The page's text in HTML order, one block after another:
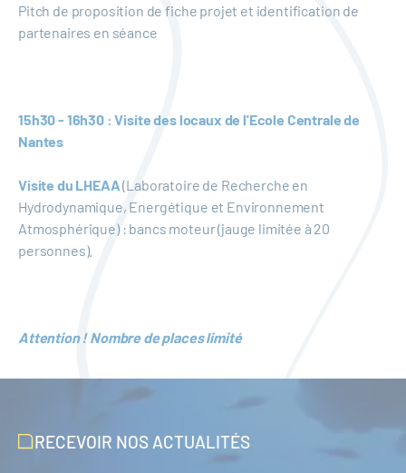
Pitch de proposition de fiche projet et identification de
partenaires en séance
15h30 - 16h30 : Visite des locaux de l'Ecole Centrale de
Nantes
Visite du LHEAA(Laboratoire de Recherche en
Hydrodynamique, Energétique et Environnement
Atmosphérique) : bancs moteur (jauge limitée à 20
personnes).
Attention ! Nombre de places limité
RECEVOIR NOS ACTUALITÉS